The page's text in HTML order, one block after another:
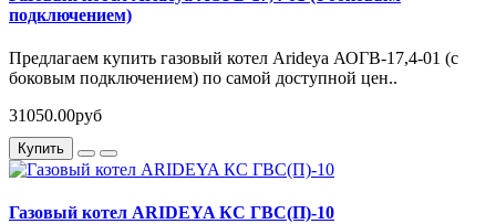
подключением)
Предлагаем купить газовый котел Arideya АОГВ-17,4-01 (с
боковым подключением) по самой доступной цен..
31050.00руб
Купить
Газовый котел ARIDEYA КС ГВС(П)-10